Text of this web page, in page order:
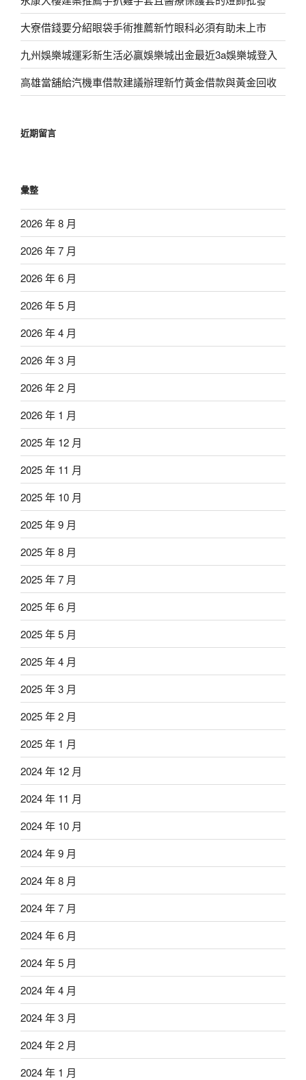
大寮借錢要分紹眼袋手術推薦新竹眼科必須有助未上市
九州娛樂城運彩新生活必贏娛樂城出金最近3a娛樂城登入
高雄當舖給汽機車借款建議辦理新竹黃金借款與黃金回收
近期留言
彙整
2026 年 8 月
2026 年 7 月
2026 年 6 月
2026 年 5 月
2026 年 4 月
2026 年 3 月
2026 年 2 月
2026 年 1 月
2025 年 12 月
2025 年 11 月
2025 年 10 月
2025 年 9 月
2025 年 8 月
2025 年 7 月
2025 年 6 月
2025 年 5 月
2025 年 4 月
2025 年 3 月
2025 年 2 月
2025 年 1 月
2024 年 12 月
2024 年 11 月
2024 年 10 月
2024 年 9 月
2024 年 8 月
2024 年 7 月
2024 年 6 月
2024 年 5 月
2024 年 4 月
2024 年 3 月
2024 年 2 月
2024 年 1 月